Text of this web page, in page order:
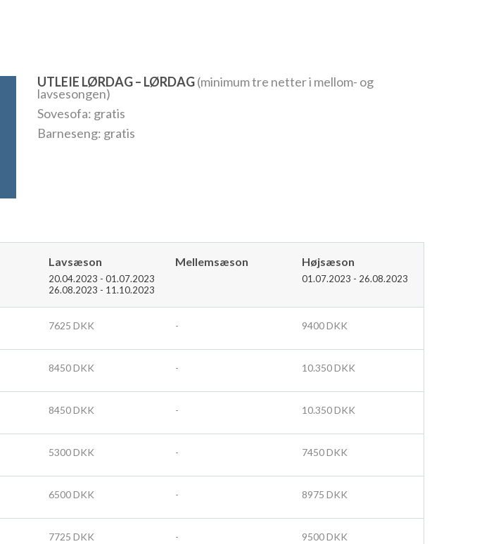
UTLEIE LØRDAG – LØRDAG(minimum tre netter i mellom- og
lavsesongen)
Sovesofa: gratis
Barneseng: gratis
Lavsæson
20.04.2023 - 01.07.2023
26.08.2023 - 11.10.2023
Mellemsæson Højsæson
01.07.2023 - 26.08.2023
7625 DKK - 9400 DKK
8450 DKK - 10.350 DKK
8450 DKK - 10.350 DKK
5300 DKK - 7450 DKK
6500 DKK - 8975 DKK
7725 DKK - 9500 DKK